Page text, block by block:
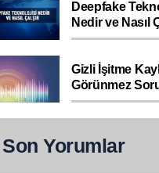
Deepfake
Nedir ve Nasıl
Gizli İşitme
Görünmez
Son Yorumlar